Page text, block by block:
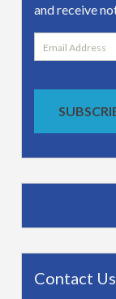
and receive
Email
Address
Contact